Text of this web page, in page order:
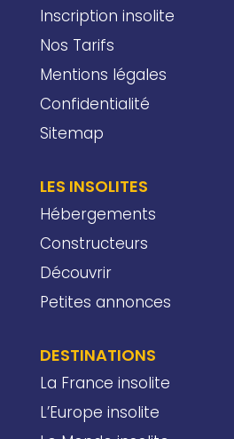
Inscription insolite
Nos Tarifs
Mentions légales
Confidentialité
Sitemap
LES INSOLITES
Hébergements
Constructeurs
Découvrir
Petites annonces
DESTINATIONS
La France insolite
L’Europe insolite